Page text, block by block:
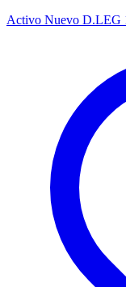
Activo Nuevo D.LEG